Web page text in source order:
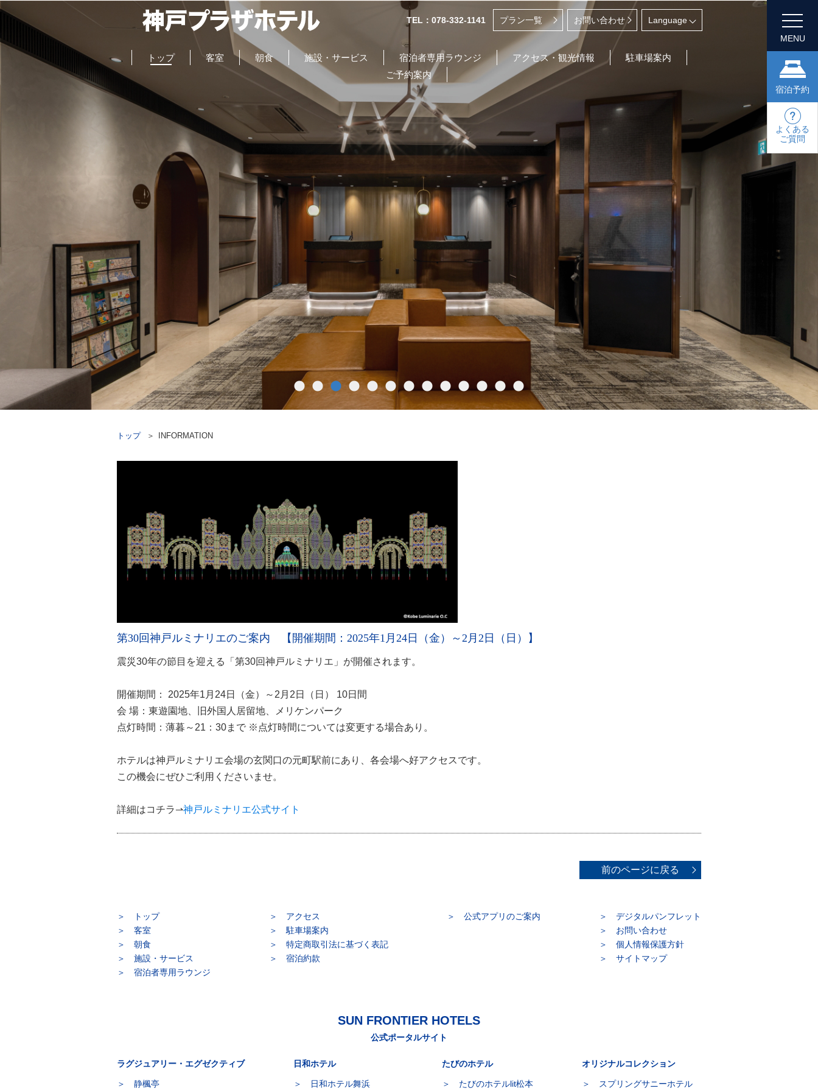
TEL：078-332-1141 プラン一覧 お問い合わせ
トップ 客室 朝食 施設・サービス 宿泊者専用ラウンジ アクセス・観光情報
駐車場案内
ご予約案内
宿泊予約
MENU
よくある
ご質問
トップ INFORMATION
第30回神戸ルミナリエのご案内 【開催期間：2025年1月24日（金）～2月2日（日）】
震災30年の節目を迎える「第30回神戸ルミナリエ」が開催されます。
開催期間： 2025年1月24日（金）～2月2日（日） 10日間
会 場：東遊園地、旧外国人居留地、メリケンパーク
点灯時間：薄暮～21：30まで ※点灯時間については変更する場合あり。
ホテルは神戸ルミナリエ会場の玄関口の元町駅前にあり、各会場へ好アクセスです。
この機会にぜひご利用くださいませ。
詳細はコチラ⇀神戸ルミナリエ公式サイト
前のページに戻る
トップ
客室
朝食
施設・サービス
宿泊者専用ラウンジ
アクセス
駐車場案内
特定商取引法に基づく表記
宿泊約款
公式アプリのご案内
デジタルパンフレット
お問い合わせ
個人情報保護方針
サイトマップ
SUN FRONTIER HOTELS
公式ポータルサイト
ラグジュアリー・エグゼクティブ
静楓亭
日和ホテル
日和ホテル舞浜
たびのホテル
たびのホテルlit松本
オリジナルコレクション
スプリングサニーホテル